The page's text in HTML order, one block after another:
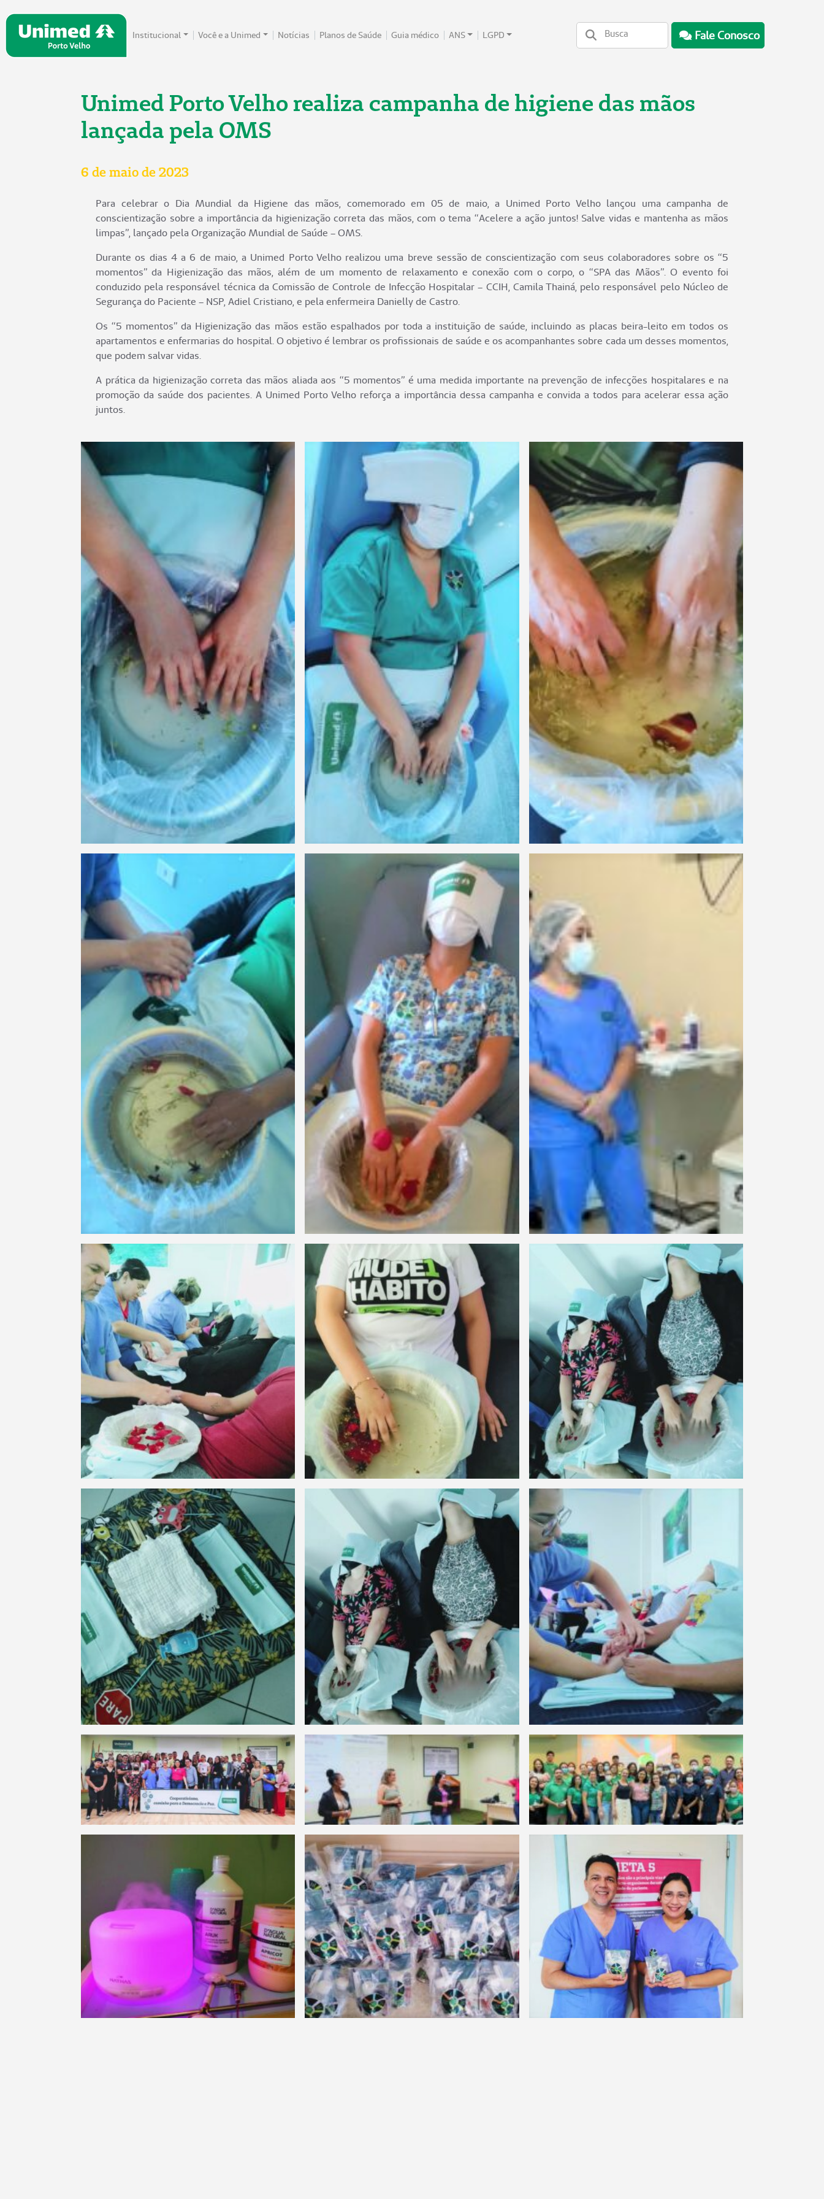
Institucional Você e a Unimed Notícias Planos de Saúde Guia médico ANS LGPD Fale Conosco
Unimed Porto Velho realiza campanha de higiene das mãos
lançada pela OMS
6 de maio de 2023
Para celebrar o Dia Mundial da Higiene das mãos, comemorado em 05 de maio, a Unimed Porto Velho lançou uma campanha de
conscientização sobre a importância da higienização correta das mãos, com o tema “Acelere a ação juntos! Salve vidas e mantenha as mãos
limpas”, lançado pela Organização Mundial de Saúde – OMS.
Durante os dias 4 a 6 de maio, a Unimed Porto Velho realizou uma breve sessão de conscientização com seus colaboradores sobre os “5
momentos” da Higienização das mãos, além de um momento de relaxamento e conexão com o corpo, o “SPA das Mãos”. O evento foi
conduzido pela responsável técnica da Comissão de Controle de Infecção Hospitalar – CCIH, Camila Thainá, pelo responsável pelo Núcleo de
Segurança do Paciente – NSP, Adiel Cristiano, e pela enfermeira Danielly de Castro.
Os “5 momentos” da Higienização das mãos estão espalhados por toda a instituição de saúde, incluindo as placas beira-leito em todos os
apartamentos e enfermarias do hospital. O objetivo é lembrar os profissionais de saúde e os acompanhantes sobre cada um desses momentos,
que podem salvar vidas.
A prática da higienização correta das mãos aliada aos “5 momentos” é uma medida importante na prevenção de infecções hospitalares e na
promoção da saúde dos pacientes. A Unimed Porto Velho reforça a importância dessa campanha e convida a todos para acelerar essa ação
juntos.